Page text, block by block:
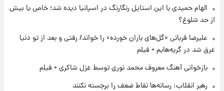
الهام حمیدی با این استایل رنگارنگ در اسپانیا دیده شد؛ خاص یا بیش
از حد شلوغ؟
علیرضا قربانی «گل‌های باران خورده» را خواند/ رفتی و بعد از تو دنیا
غرق شد در گریه‌هایم + فیلم
بازخوانی آهنگ معروف محمد نوری توسط غزل شاکری + فیلم
رهبر انقلاب: رسانه‌ها نقاط ضعف را برجسته نکنند